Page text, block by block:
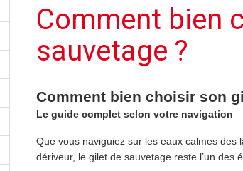
Comment bien
sauvetage ?
Comment bien choisir son
Le guide complet selon votre navigation
Que vous naviguiez sur les eaux calmes des
dériveur, le gilet de sauvetage reste l’un